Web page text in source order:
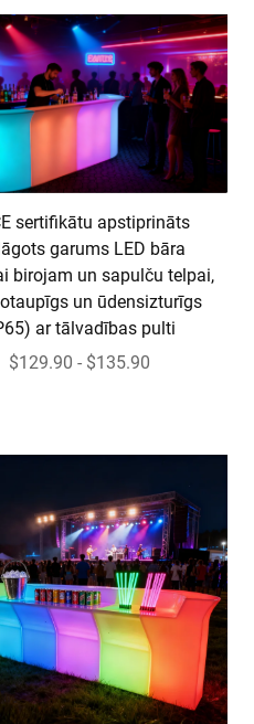
sertifikātu apstiprināts
garums LED bāra
birojam un sapulču telpai,
un ūdensizturīgs
ar tālvadības pulti
$129.90 - $135.90